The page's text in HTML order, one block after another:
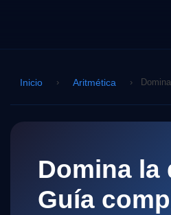
Inicio › Aritmética ›
Domina la
Guía